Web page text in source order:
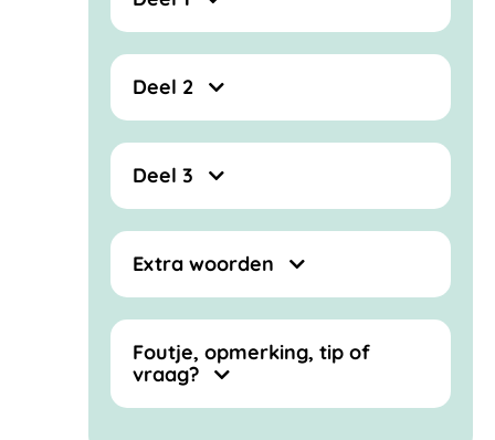
Deel 2
Deel 3
Extra woorden
Foutje, opmerking, tip of
vraag?